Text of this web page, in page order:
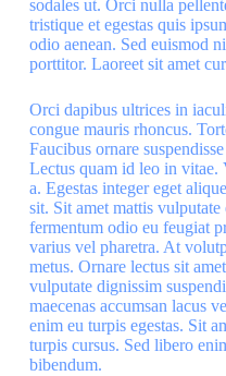
sodales ut. Orci nulla
tristique et egestas quis
odio aenean. Sed euismod
porttitor. Laoreet sit amet
Orci dapibus ultrices in
congue mauris rhoncus.
Faucibus ornare
Lectus quam id leo in vitae.
a. Egestas integer eget
sit. Sit amet mattis
fermentum odio eu feugiat
varius vel pharetra. At
metus. Ornare lectus sit
vulputate dignissim
maecenas accumsan lacus
enim eu turpis egestas. Sit
turpis cursus. Sed libero
bibendum.